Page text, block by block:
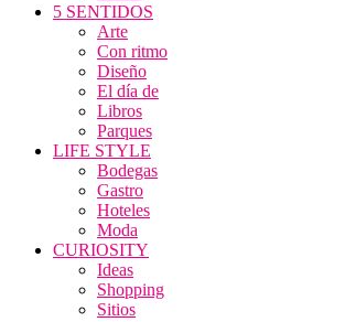
5 SENTIDOS
Arte
Con ritmo
Diseño
El día de
Libros
Parques
LIFE STYLE
Bodegas
Gastro
Hoteles
Moda
CURIOSITY
Ideas
Shopping
Sitios